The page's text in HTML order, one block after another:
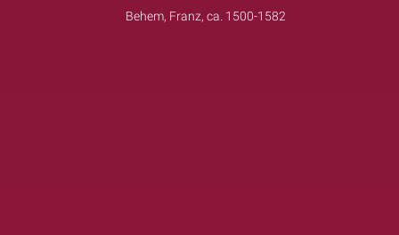
Behem, Franz, ca. 1500-1582